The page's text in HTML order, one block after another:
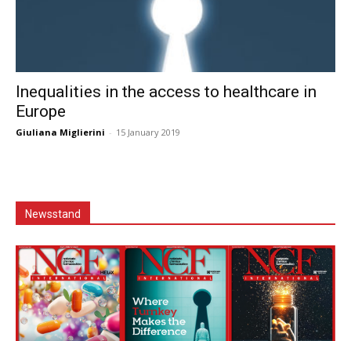
Inequalities in the access to healthcare in
Europe
Giuliana Miglierini - 15 January 2019
Newsstand